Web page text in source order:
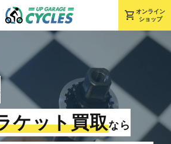
shopping_cart オンライン
ショップ
ケット買取なら